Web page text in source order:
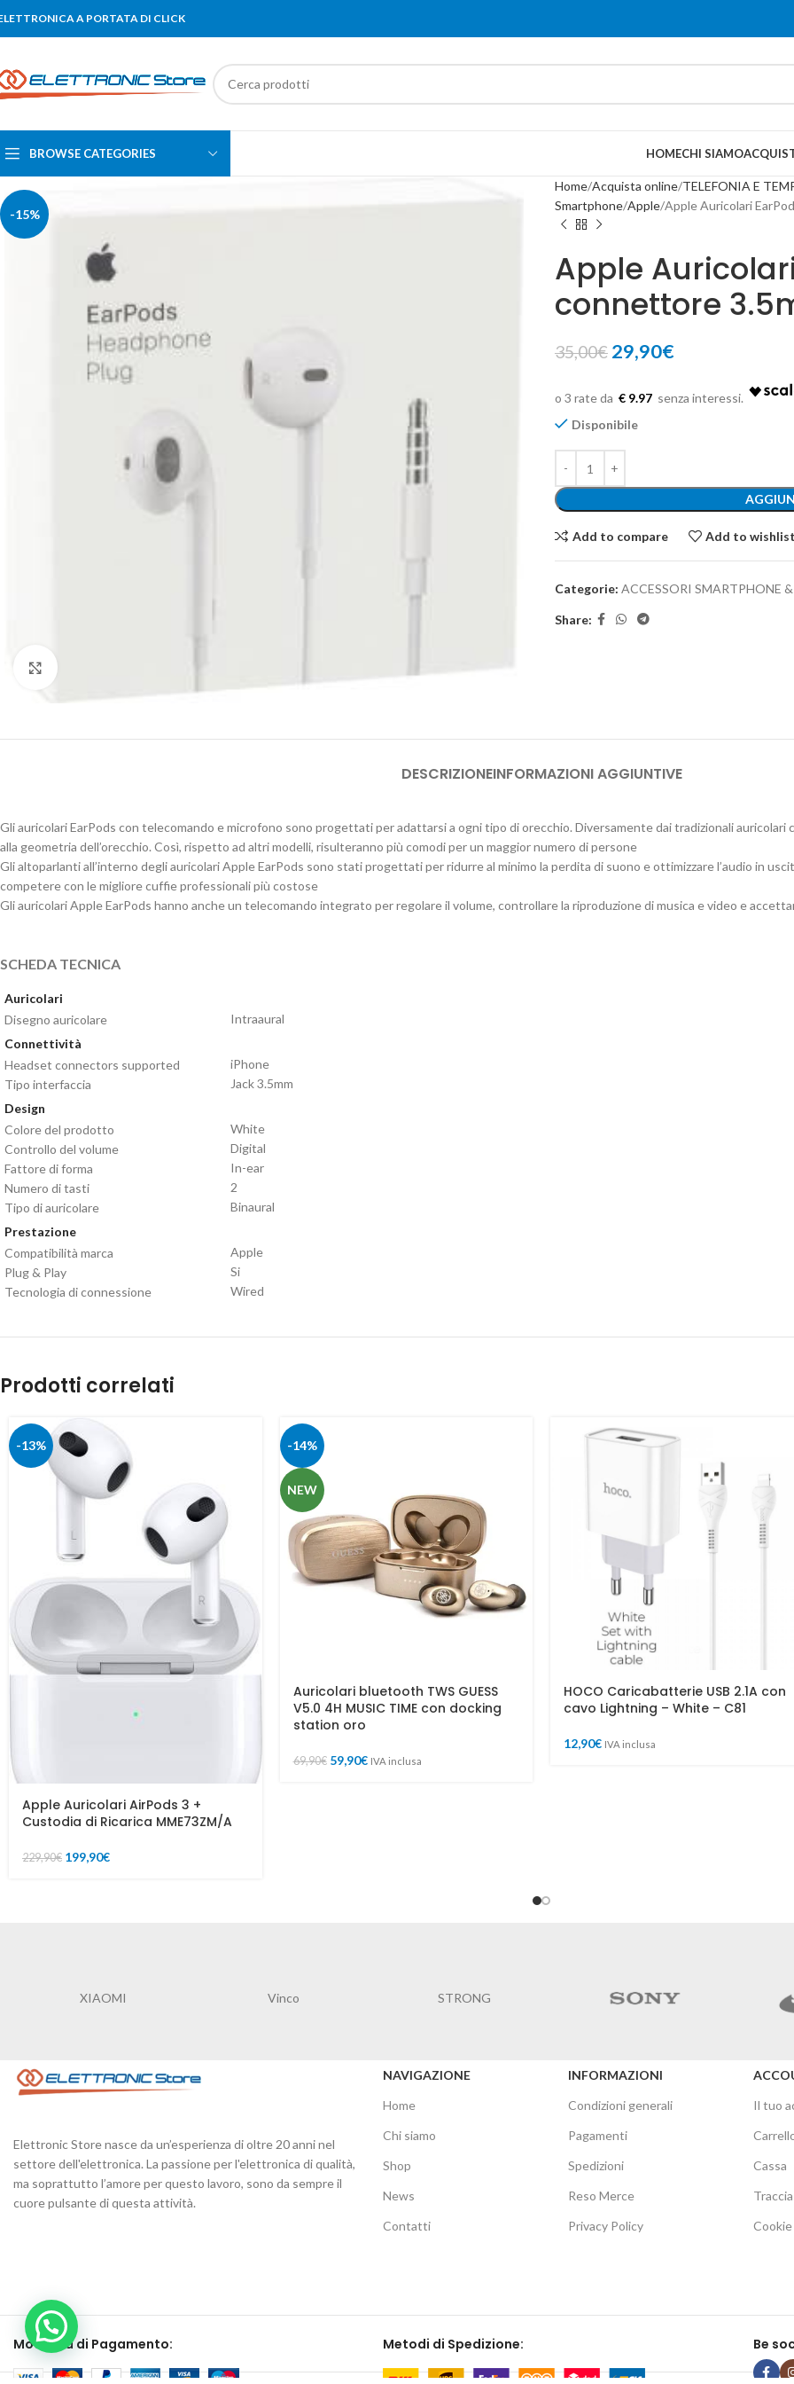
A PORTATA DI CLICK
BROWSE CATEGORIES HOMECHI SIAMO
-15%
Home Acquista online TELEFONIA E
Smartphone Apple Apple Auricolari
Apple
connettore
35,00€ 29,90€
€ 9.97
Disponibile
Add to compare Add to
Categorie: ACCESSORI SMARTPHONE
Share:
DESCRIZIONEINFORMAZIONI AGGIUNTIVE
Gli auricolari EarPods con telecomando e microfono sono progettati per adattarsi a ogni tipo di orecchio. Diversamente dai tradizionali auricolari
alla geometria dell’orecchio. Così, rispetto ad altri modelli, risulteranno più comodi per un maggior numero di persone
Gli altoparlanti all’interno degli auricolari Apple EarPods sono stati progettati per ridurre al minimo la perdita di suono e ottimizzare l’audio in
competere con le migliore cuffie professionali più costose
Gli auricolari Apple EarPods hanno anche un telecomando integrato per regolare il volume, controllare la riproduzione di musica e video e
SCHEDA TECNICA
Auricolari
Disegno auricolare
Intraaural
Connettività
Headset connectors supported
iPhone
Tipo interfaccia
Jack 3.5mm
Design
Colore del prodotto
White
Controllo del volume
Digital
Fattore di forma
In-ear
Numero di tasti
2
Tipo di auricolare
Binaural
Prestazione
Compatibilità marca
Apple
Plug & Play
Si
Tecnologia di connessione
Wired
Prodotti correlati
-13%
Apple Auricolari AirPods 3 +
Custodia di Ricarica MME73ZM/A
229,90€ 199,90€
-14%
NEW
Auricolari bluetooth TWS GUESS
V5.0 4H MUSIC TIME con docking
station oro
69,90€ 59,90€ IVA inclusa
HOCO Caricabatterie USB 2.1A con
cavo Lightning – White – C81
12,90€ IVA inclusa
XIAOMI Vinco STRONG
Elettronic Store nasce da un’esperienza di oltre 20 anni nel
settore dell'elettronica. La passione per l'elettronica di qualità,
ma soprattutto l’amore per questo lavoro, sono da sempre il
cuore pulsante di questa attività.
NAVIGAZIONE
Home
Chi siamo
Shop
News
Contatti
INFORMAZIONI
Condizioni generali
Pagamenti
Spedizioni
Reso Merce
Privacy Policy
Il tuo
Cassa
Modalità di Pagamento: Metodi di Spedizione: Be